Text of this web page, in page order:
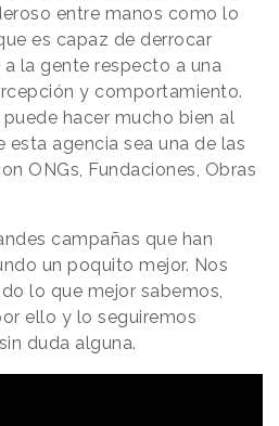
entre manos como lo
es capaz de derrocar
la gente respecto a una
y comportamiento.
puede hacer mucho bien al
esta agencia sea una de las
ONGs, Fundaciones, Obras
campañas que han
un poquito mejor. Nos
lo que mejor sabemos,
ello y lo seguiremos
duda alguna.